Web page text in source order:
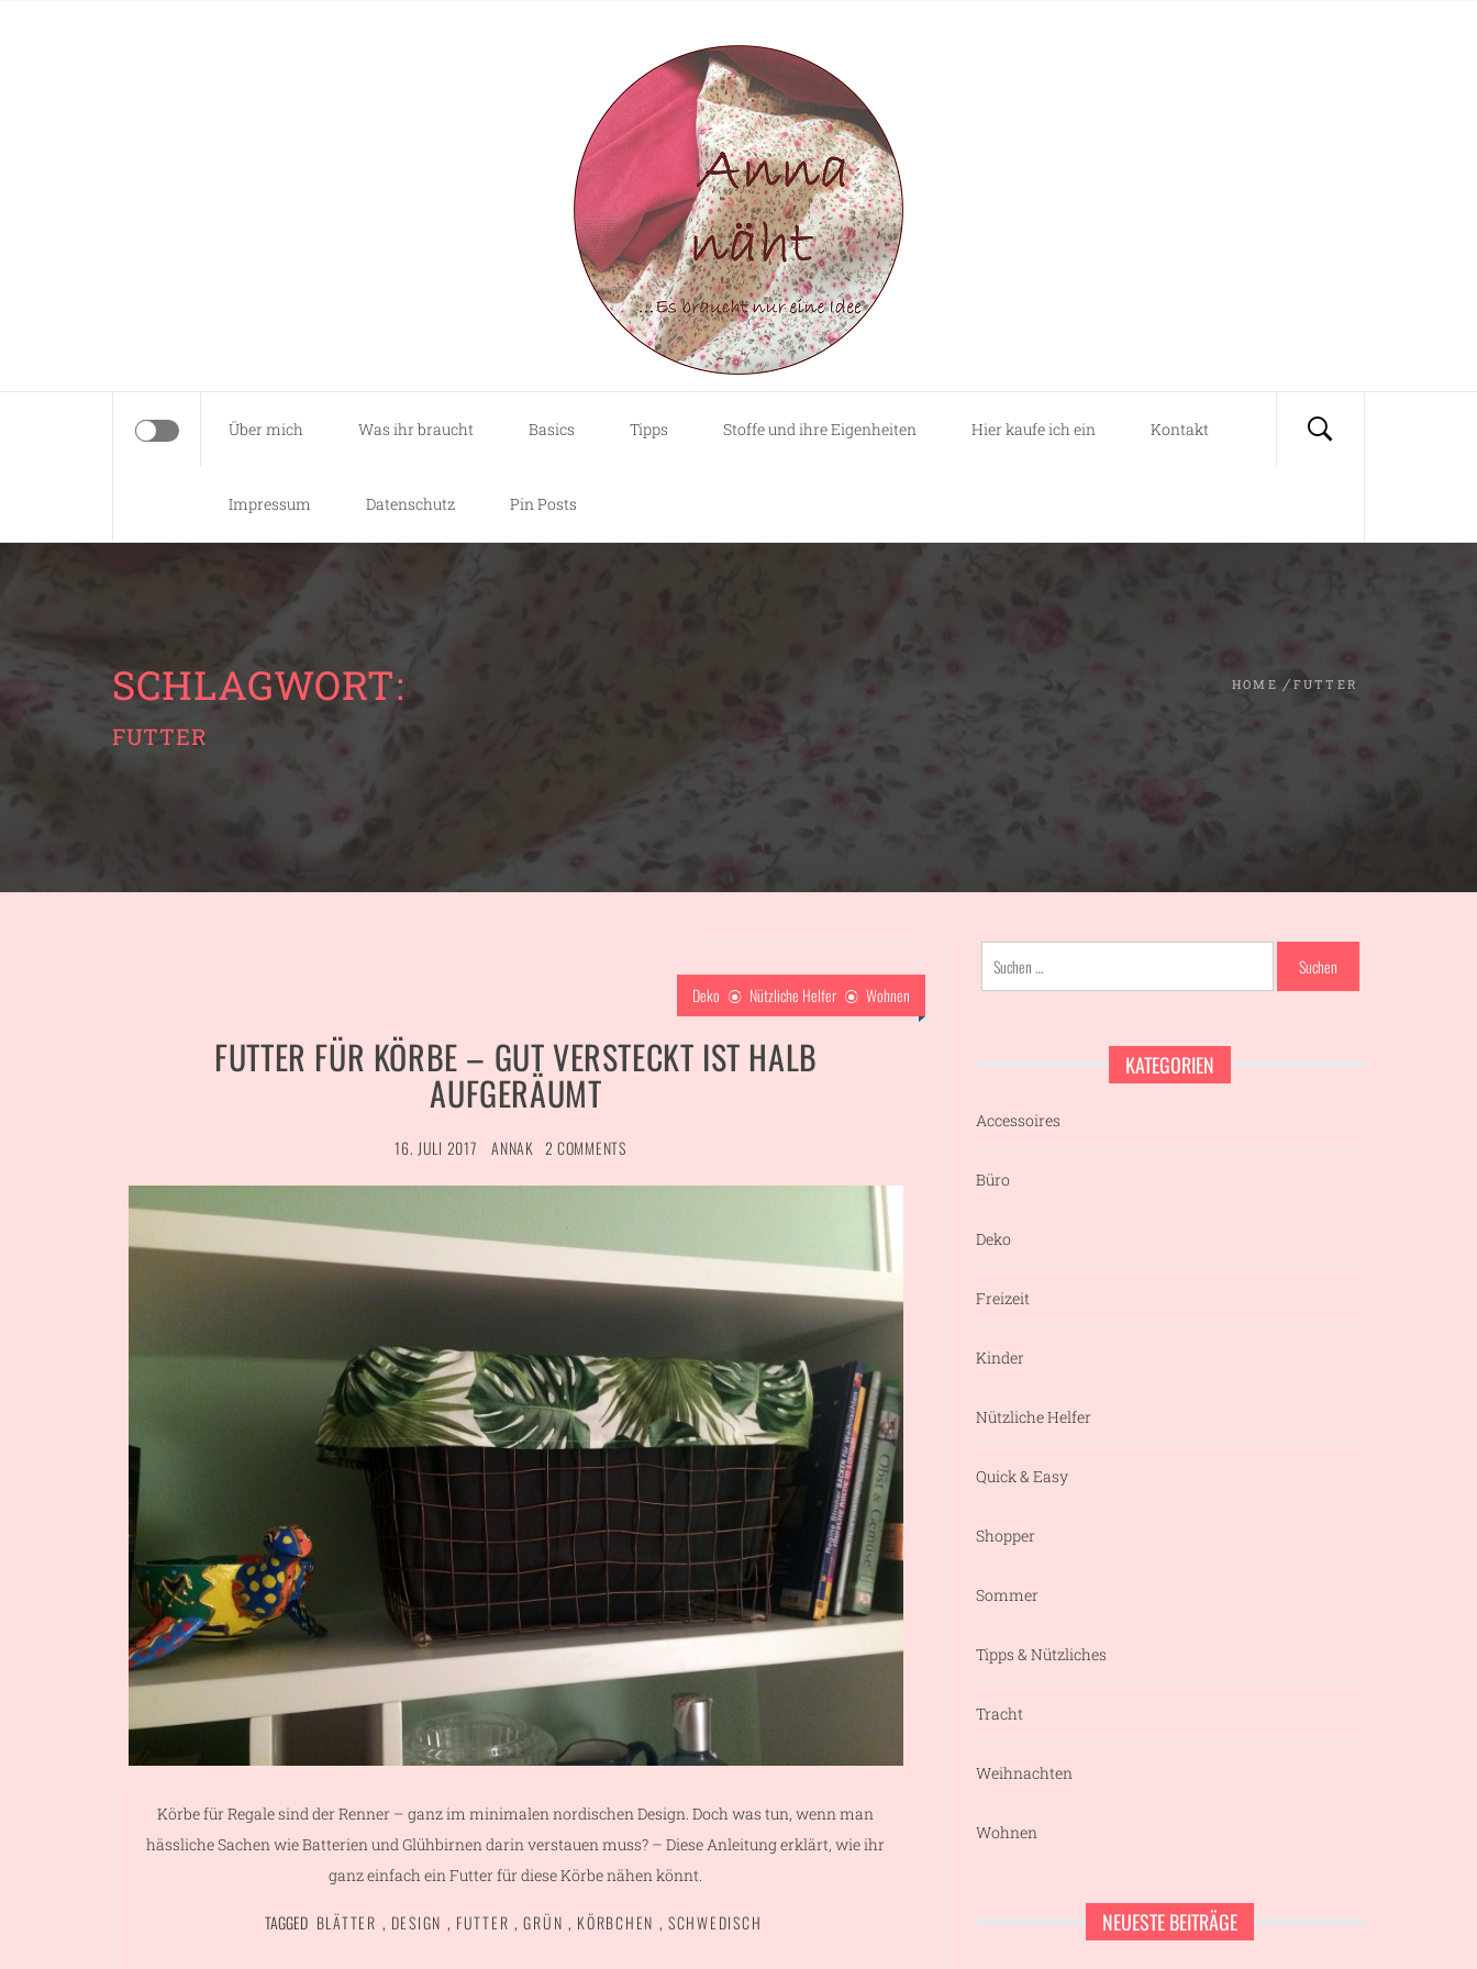
Über mich
Was ihr braucht Basics Tipps Stoffe und ihre Eigenheiten Hier kaufe ich ein Kontakt
Impressum Datenschutz Pin Posts
SCHLAGWORT:
FUTTER
HOME FUTTER
Deko Nützliche Helfer Wohnen
FUTTER FÜR KÖRBE – GUT VERSTECKT IST HALB
AUFGERÄUMT
16. JULI 2017 ANNAK 2 COMMENTS
Körbe für Regale sind der Renner – ganz im minimalen nordischen Design. Doch was tun, wenn man
hässliche Sachen wie Batterien und Glühbirnen darin verstauen muss? – Diese Anleitung erklärt, wie ihr
ganz einfach ein Futter für diese Körbe nähen könnt.
TAGGED BLÄTTER , DESIGN , FUTTER , GRÜN , KÖRBCHEN , SCHWEDISCH
Suchen
nach:
KATEGORIEN
Accessoires
Büro
Deko
Freizeit
Kinder
Nützliche Helfer
Quick & Easy
Shopper
Sommer
Tipps & Nützliches
Tracht
Weihnachten
Wohnen
NEUESTE BEITRÄGE